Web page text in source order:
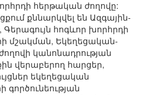
հերթական ժողովը:
քննարկվել են Ազգային-
հոգևոր խորհրդի
մշակման, Եկեղեցական-
կանոնադրության
վերաբերող հարցեր,
եկեղեցական
գործունեության